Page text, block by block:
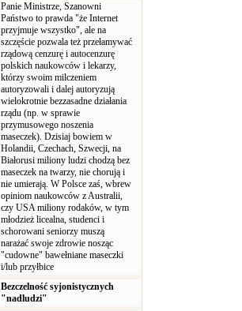
Panie Ministrze, Szanowni
Państwo to prawda "że Internet
przyjmuje wszystko", ale na
szczęście pozwala też przełamywać
rządową cenzurę i autocenzurę
polskich naukowców i lekarzy,
którzy swoim milczeniem
autoryzowali i dalej autoryzują
wielokrotnie bezzasadne działania
rządu (np. w sprawie
przymusowego noszenia
maseczek). Dzisiaj bowiem w
Holandii, Czechach, Szwecji, na
Białorusi miliony ludzi chodzą bez
maseczek na twarzy, nie chorują i
nie umierają. W Polsce zaś, wbrew
opiniom naukowców z Australii,
czy USA miliony rodaków, w tym
młodzież licealna, studenci i
schorowani seniorzy muszą
narażać swoje zdrowie nosząc
"cudowne" bawełniane maseczki
i/lub przyłbice
Bezczelność syjonistycznych
"nadludzi"